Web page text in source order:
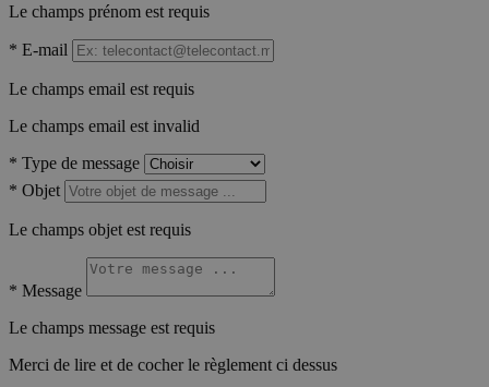
Le champs prénom est requis
* E-mail
Le champs email est requis
Le champs email est invalid
* Type de message
* Objet
Le champs objet est requis
* Message
Le champs message est requis
Merci de lire et de cocher le règlement ci dessus